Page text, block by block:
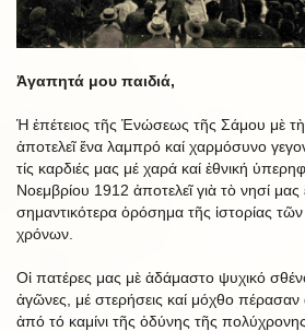
Ἀγαπητά μου παιδιά,
Ἡ ἐπέτειος τῆς Ἑνώσεως τῆς Σάμου μὲ
ἀποτελεῖ ἕνα λαμπρό καί χαρμόσυνο
τίς καρδιές μας μέ χαρά καί ἐθνική
Νοεμβρίου 1912 ἀποτελεῖ γιὰ τὸ νησί
σημαντικότερα ὁρόσημα τῆς ἱστορίας
χρόνων.
Οἱ πατέρες μας μὲ ἀδάμαστο ψυχικό
ἀγῶνες, μέ στερήσεις καί μόχθο
ἀπό τό καμίνι τῆς ὀδύνης τῆς